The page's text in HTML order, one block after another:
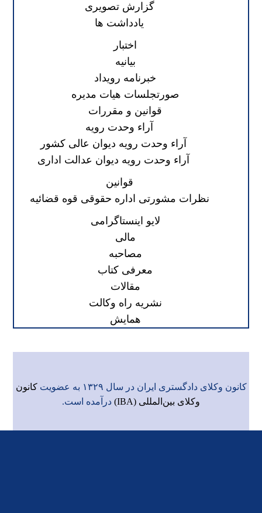
گزارش تصویری
یادداشت ها
اختبار
بیانیه
خبرنامه رویداد
صورتجلسات هیات مدیره
قوانین و مقررات
آراء وحدت رویه
آراء وحدت رویه دیوان عالی کشور
آراء وحدت رویه دیوان عدالت اداری
قوانین
نظرات مشورتی اداره حقوقی قوه قضائیه
لایو اینستاگرامی
مالی
مصاحبه
معرفی کتاب
مقالات
نشریه راه وکالت
همایش
کانون وکلای دادگستری ایران در سال ۱۳۲۹ به عضویت
کانون
وکلای بین‌المللی (IBA)
درآمده است.